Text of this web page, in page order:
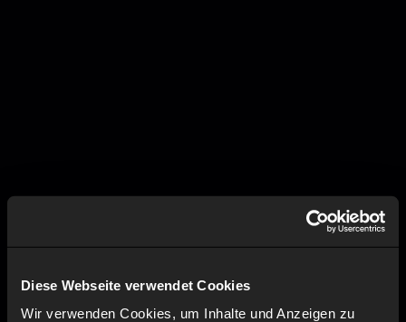
Diese Webseite verwendet Cookies
Wir verwenden Cookies, um Inhalte und Anzeigen zu